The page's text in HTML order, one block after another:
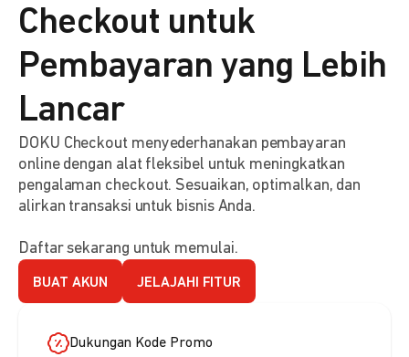
Checkout untuk
Pembayaran yang Lebih
Lancar
DOKU Checkout menyederhanakan pembayaran
online dengan alat fleksibel untuk meningkatkan
pengalaman checkout. Sesuaikan, optimalkan, dan
alirkan transaksi untuk bisnis Anda.
Daftar sekarang untuk memulai.
BUAT AKUN JELAJAHI FITUR
Dukungan Kode Promo